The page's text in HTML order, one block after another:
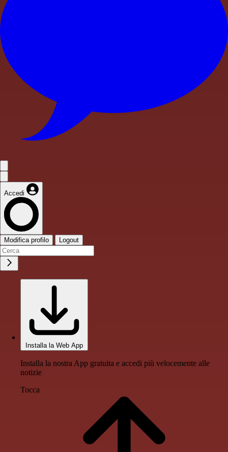
Accedi
Modifica profilo Logout
Installa la Web App
Installa la nostra App gratuita e accedi più velocemente alle
notizie
Tocca